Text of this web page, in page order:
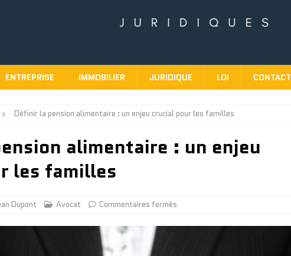
ENTREPRISE IMMOBILIER JURIDIQUE LOI CONTACT
Définir la pension alimentaire : un enjeu crucial pour les familles
alimentaire : un enjeu
les familles
Dupont Avocat Commentaires fermés